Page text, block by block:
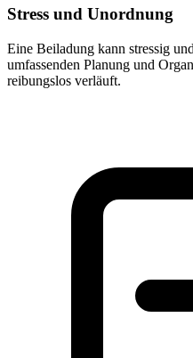
Stress und Unordnung
Eine Beiladung kann stressig
umfassenden Planung und
reibungslos verläuft.